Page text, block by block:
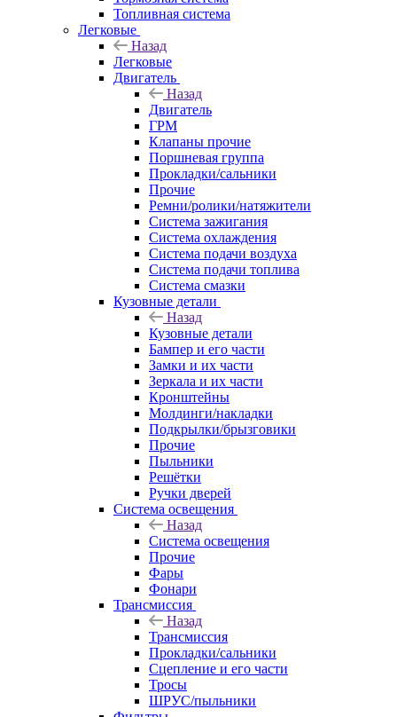
Топливная система
Легковые
Назад
Легковые
Двигатель
Назад
Двигатель
ГРМ
Клапаны прочие
Поршневая группа
Прокладки/сальники
Прочие
Ремни/ролики/натяжители
Система зажигания
Система охлаждения
Система подачи воздуха
Система подачи топлива
Система смазки
Кузовные детали
Назад
Кузовные детали
Бампер и его части
Замки и их части
Зеркала и их части
Кронштейны
Молдинги/накладки
Подкрылки/брызговики
Прочие
Пыльники
Решётки
Ручки дверей
Система освещения
Назад
Система освещения
Прочие
Фары
Фонари
Трансмиссия
Назад
Трансмиссия
Прокладки/сальники
Сцепление и его части
Тросы
ШРУС/пыльники